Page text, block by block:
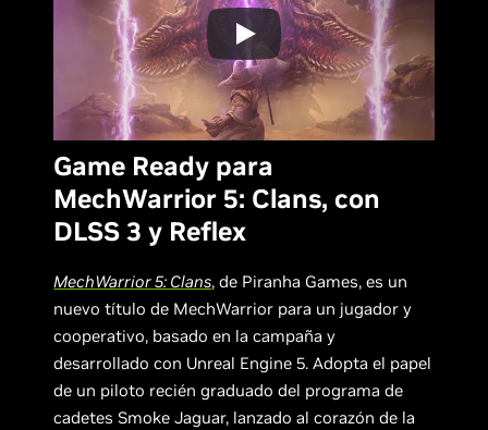
Game Ready para
MechWarrior 5: Clans, con
DLSS 3 y Reflex
MechWarrior 5: Clans, de Piranha Games, es un
nuevo título de MechWarrior para un jugador y
cooperativo, basado en la campaña y
desarrollado con Unreal Engine 5. Adopta el papel
de un piloto recién graduado del programa de
cadetes Smoke Jaguar, lanzado al corazón de la